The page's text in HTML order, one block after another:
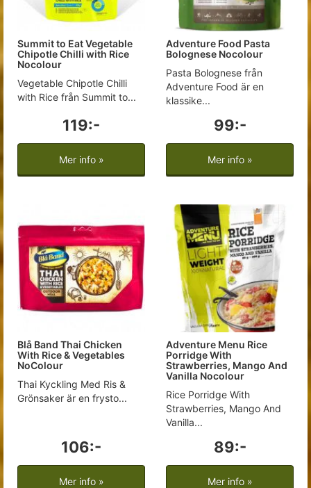
Summit to Eat Vegetable
Chipotle Chilli with Rice
Nocolour
Vegetable Chipotle Chilli
with Rice från Summit to...
119:-
Mer info »
Adventure Food Pasta
Bolognese Nocolour
Pasta Bolognese från
Adventure Food är en
klassike...
99:-
Mer info »
Blå Band Thai Chicken
With Rice & Vegetables
NoColour
Thai Kyckling Med Ris &
Grönsaker är en frysto...
106:-
Mer info »
Adventure Menu Rice
Porridge With
Strawberries, Mango And
Vanilla Nocolour
Rice Porridge With
Strawberries, Mango And
Vanilla...
89:-
Mer info »